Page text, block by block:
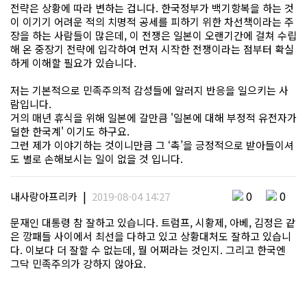
전략은 상황에 따라 변하는 겁니다. 한국정부가 백기항복을 하는 것
이 이기기 어려운 적의 치명적 공세를 피하기 위한 차선책이라는 주
장을 하는 사람들이 많은데, 이 전쟁은 일본이 오랜기간에 걸쳐 수립
해 온 중장기 전략에 입각하여 먼저 시작한 전쟁이라는 점부터 확실
하게 이해할 필요가 있습니다.
저는 기본적으로 민족주의적 감성들에 알러지 반응을 일으키는 사
람입니다.
거의 매년 휴식을 위해 일본에 갈만큼 '일본에 대해 부정적 유전자가
덜한 한국계' 이기도 하구요.
그런 제가 이야기하는 것이니만큼 그 ‘촉’을 긍정적으로 받아들이셔
도 별로 손해보시는 일이 없을 것 입니다.
내사랑아프리카 | 2019-08-04 14:27 0 0
문재인 대통령 참 잘하고 있습니다. 트럼프, 시황제, 아베, 김정은 같
은 깡패들 사이에서 최선을 다하고 있고 상황대처도 잘하고 있습니
다. 이보다 더 잘할 수 없는데, 뭘 어쩌라는 것인지. 그리고 한국엔
그닥 민족주의가 강하지 않아요.